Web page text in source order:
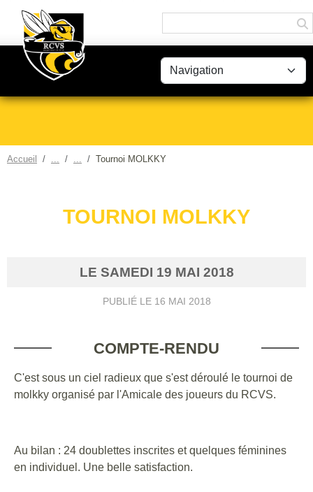
Accueil Tournoi MOLKKY
TOURNOI MOLKKY
LE SAMEDI 19 MAI 2018
PUBLIÉ LE 16 MAI 2018
COMPTE-RENDU
C'est sous un ciel radieux que s'est déroulé le tournoi de
molkky organisé par l'Amicale des joueurs du RCVS.
Au bilan : 24 doublettes inscrites et quelques féminines
en individuel. Une belle satisfaction.
Panneau de gestion des cookies